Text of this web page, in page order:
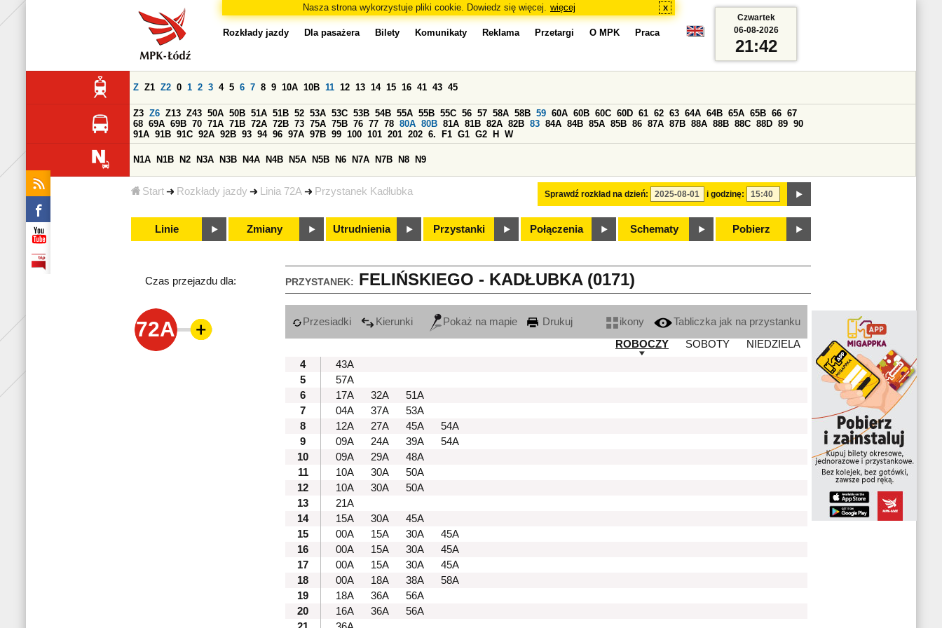
Nasza strona wykorzystuje pliki cookie. Dowiedz się więcej. więcej x
Start Rozkłady jazdy Linia 72A Przystanek Kadłubka
Rozkłady jazdy Dla pasażera Bilety Komunikaty Reklama Przetargi O MPK Praca
Sprawdź rozkład na dzień: i godzinę:
Z Z1 Z2 0 1 2 3 4 5 6 7 8 9 10A 10B 11 12 13 14 15 16 41 43 45
Z3 Z6 Z13 Z43 50A 50B 51A 51B 52 53A 53C 53B 54B 55A 55B 55C 56 57 58A 58B 59 60A 60B 60C 60D 61 62 63 64A 64B 65A 65B 66 67
68 69A 69B 70 71A 71B 72A 72B 73 75A 75B 76 77 78 80A 80B 81A 81B 82A 82B 83 84A 84B 85A 85B 86 87A 87B 88A 88B 88C 88D 89 90
91A 91B 91C 92A 92B 93 94 96 97A 97B 99 100 101 201 202 6. F1 G1 G2 H W
N1A N1B N2 N3A N3B N4A N4B N5A N5B N6 N7A N7B N8 N9
Linie Zmiany Utrudnienia Przystanki Połączenia Schematy Pobierz
Czwartek
06-08-2026
21:42
PRZYSTANEK: FELIŃSKIEGO - KADŁUBKA (0171)
Czas przejazdu dla:
72A Przesiadki Kierunki Pokaż na mapie Drukuj ikony
Tabliczka jak na przystanku
ROBOCZY
SOBOTY
NIEDZIELA
4
43A
5
57A
6
17A 32A
51A
7
04A 37A
53A
8
12A 27A 45A
54A
9
09A 24A 39A
54A
10
09A 29A
48A
11
10A 30A
50A
12
10A 30A
50A
13
21A
14
15A 30A
45A
15
00A 15A 30A
45A
16
00A 15A 30A
45A
17
00A 15A 30A
45A
18
00A 18A 38A
58A
19
18A 36A
56A
20
16A 36A
56A